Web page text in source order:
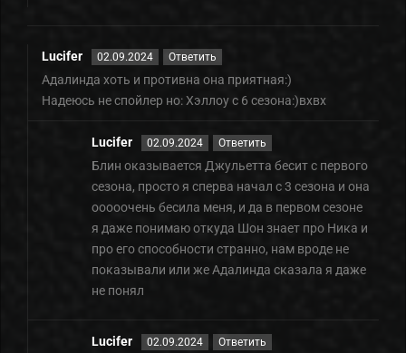
Lucifer 02.09.2024 Ответить
Адалинда хоть и противна она приятная:)
Надеюсь не спойлер но: Хэллоу с 6 сезона:)вхвх
Lucifer 02.09.2024 Ответить
Блин оказывается Джульетта бесит с первого
сезона, просто я сперва начал с 3 сезона и она
ооооочень бесила меня, и да в первом сезоне
я даже понимаю откуда Шон знает про Ника и
про его способности странно, нам вроде не
показывали или же Адалинда сказала я даже
не понял
Lucifer 02.09.2024 Ответить